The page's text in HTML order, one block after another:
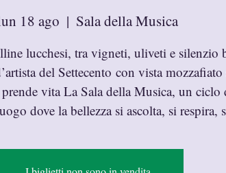
18 ago
  |
Sala della Musica
lucchesi, tra vigneti, uliveti e silenzio
del Settecento con vista
vita La Sala della Musica, un ciclo
dove la bellezza si ascolta, si respira,